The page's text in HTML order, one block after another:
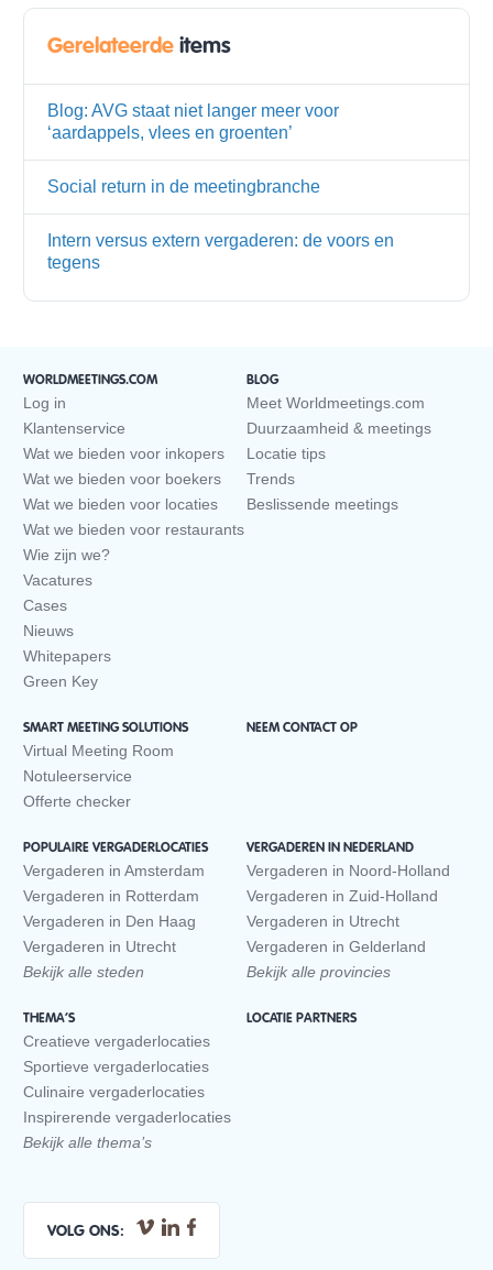
Gerelateerde items
Blog: AVG staat niet langer meer voor
‘aardappels, vlees en groenten’
Social return in de meetingbranche
Intern versus extern vergaderen: de voors en
tegens
WORLDMEETINGS.COM
Log in
Klantenservice
Wat we bieden voor inkopers
Wat we bieden voor boekers
Wat we bieden voor locaties
Wat we bieden voor restaurants
Wie zijn we?
Vacatures
Cases
Nieuws
Whitepapers
Green Key
BLOG
Meet Worldmeetings.com
Duurzaamheid & meetings
Locatie tips
Trends
Beslissende meetings
SMART MEETING SOLUTIONS
Virtual Meeting Room
Notuleerservice
Offerte checker
NEEM CONTACT OP
POPULAIRE VERGADERLOCATIES
Vergaderen in Amsterdam
Vergaderen in Rotterdam
Vergaderen in Den Haag
Vergaderen in Utrecht
Bekijk alle steden
VERGADEREN IN NEDERLAND
Vergaderen in Noord-Holland
Vergaderen in Zuid-Holland
Vergaderen in Utrecht
Vergaderen in Gelderland
Bekijk alle provincies
THEMA’S
Creatieve vergaderlocaties
Sportieve vergaderlocaties
Culinaire vergaderlocaties
Inspirerende vergaderlocaties
Bekijk alle thema’s
LOCATIE PARTNERS
VOLG ONS: